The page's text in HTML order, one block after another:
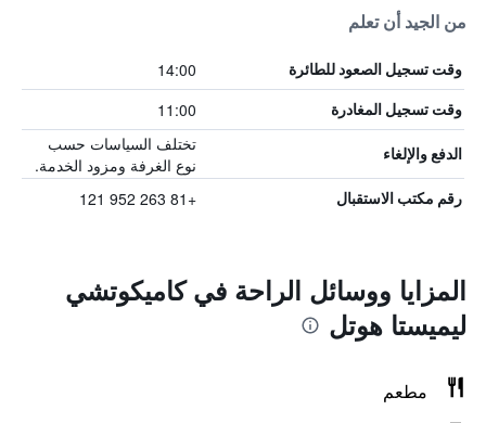
من الجيد أن تعلم
وقت تسجيل الصعود للطائرة 14:00
وقت تسجيل المغادرة 11:00
الدفع والإلغاء
تختلف السياسات حسب
نوع الغرفة ومزود الخدمة.
رقم مكتب الاستقبال +81 263 952 121
المزايا ووسائل الراحة في كاميكوتشي
ليميستا هوتل
مطعم